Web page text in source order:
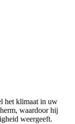
het klimaat in uw
waardoor hij
weergeeft.